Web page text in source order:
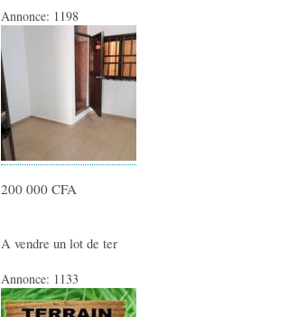
Annonce: 1198
200 000 CFA
A vendre un lot de ter
Annonce: 1133